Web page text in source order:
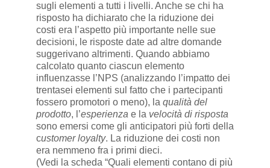
sugli elementi a tutti i livelli. Anche se chi ha
risposto ha dichiarato che la riduzione dei
costi era l’aspetto più importante nelle sue
decisioni, le risposte date ad altre domande
suggerivano altrimenti. Quando abbiamo
calcolato quanto ciascun elemento
influenzasse l’NPS (analizzando l’impatto dei
trentasei elementi sul fatto che i partecipanti
fossero promotori o meno), la qualità del
prodotto, l’esperienza e la velocità di risposta
sono emersi come gli anticipatori più forti della
customer loyalty. La riduzione dei costi non
era nemmeno fra i primi dieci.
(Vedi la scheda “Quali elementi contano di più